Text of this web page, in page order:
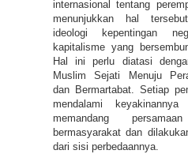
internasional tentang
menunjukkan hal
ideologi kepentingan
kapitalisme yang
Hal ini perlu diatasi
Muslim Sejati Menuju
dan Bermartabat. Setiap
mendalami
memandang
bermasyarakat dan
dari sisi perbedaannya.